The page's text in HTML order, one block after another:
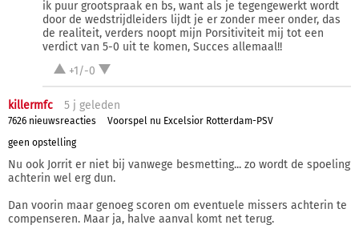
ik puur grootspraak en bs, want als je tegengewerkt wordt
door de wedstrijdleiders lijdt je er zonder meer onder, das
de realiteit, verders noopt mijn Porsitiviteit mij tot een
verdict van 5-0 uit te komen, Succes allemaal!!
+1/-0
killermfc 5 j geleden
7626 nieuwsreacties
Voorspel nu Excelsior Rotterdam-PSV
geen opstelling
Nu ook Jorrit er niet bij vanwege besmetting... zo wordt de spoeling
achterin wel erg dun.
Dan voorin maar genoeg scoren om eventuele missers achterin te
compenseren. Maar ja, halve aanval komt net terug.